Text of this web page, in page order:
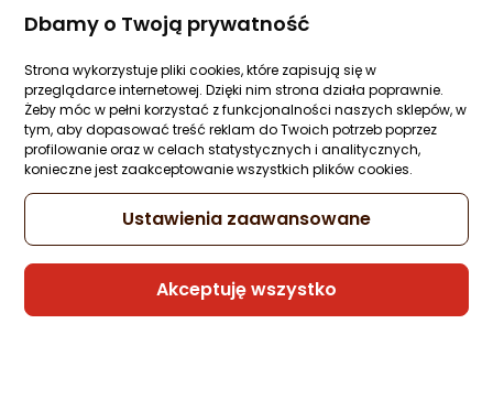
Dbamy o Twoją prywatność
Strona wykorzystuje pliki cookies, które zapisują się w
przeglądarce internetowej. Dzięki nim strona działa poprawnie.
Żeby móc w pełni korzystać z funkcjonalności naszych sklepów, w
tym, aby dopasować treść reklam do Twoich potrzeb poprzez
profilowanie oraz w celach statystycznych i analitycznych,
konieczne jest zaakceptowanie wszystkich plików cookies.
Ustawienia zaawansowane
Akceptuję wszystko